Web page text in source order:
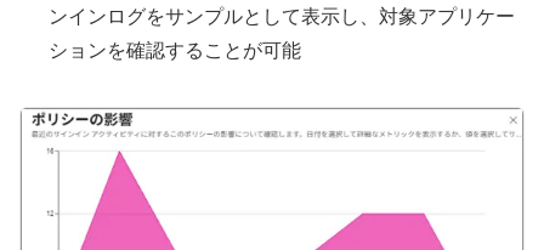
ンインログをサンプルとして表示し、対象アプリケー
ションを確認することが可能